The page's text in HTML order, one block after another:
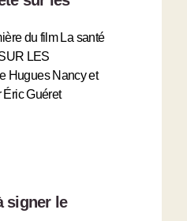
du film La santé
LES
Hugues Nancy et
Éric Guéret
signer le